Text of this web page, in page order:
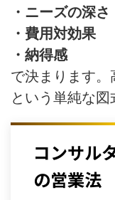
・ニーズの深さ
・費用対効果
・納得感
で決まります。
という単純な図
コンサル
の営業法